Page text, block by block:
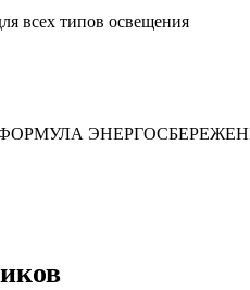
всех типов освещения